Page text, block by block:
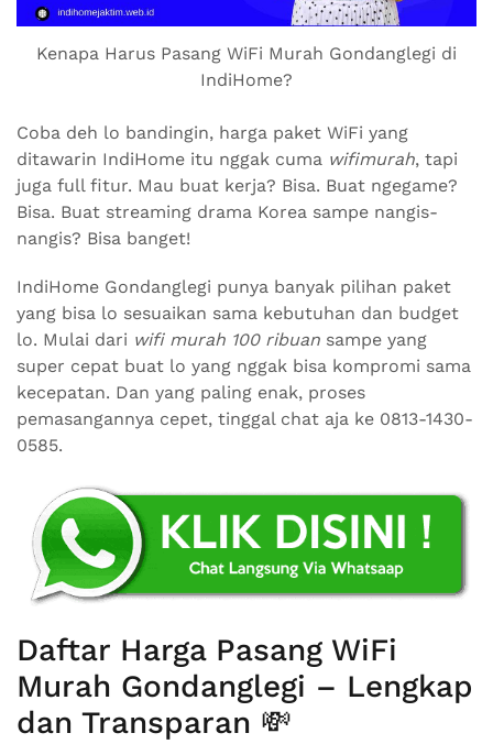
Kenapa Harus Pasang WiFi Murah Gondanglegi di
IndiHome?
Coba deh lo bandingin, harga paket WiFi yang
ditawarin IndiHome itu nggak cuma wifimurah, tapi
juga full fitur. Mau buat kerja? Bisa. Buat ngegame?
Bisa. Buat streaming drama Korea sampe nangis-
nangis? Bisa banget!
IndiHome Gondanglegi punya banyak pilihan paket
yang bisa lo sesuaikan sama kebutuhan dan budget
lo. Mulai dari wifi murah 100 ribuan sampe yang
super cepat buat lo yang nggak bisa kompromi sama
kecepatan. Dan yang paling enak, proses
pemasangannya cepet, tinggal chat aja ke 0813-1430-
0585.
Daftar Harga Pasang WiFi
Murah Gondanglegi – Lengkap
dan Transparan 💸